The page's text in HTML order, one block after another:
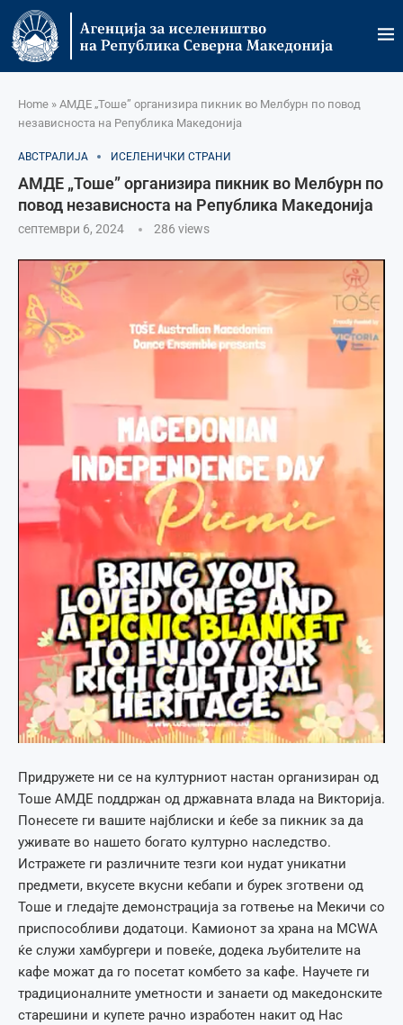
Home » АМДЕ „Тоше” организира пикник во Мелбурн по повод
независноста на Република Македониja
АВСТРАЛИЈА ИСЕЛЕНИЧКИ СТРАНИ
АМДЕ „Тоше” организира пикник во Мелбурн по
повод независноста на Република Македониja
септември 6, 2024 286 views
Придружете ни се на културниот настан организиран од
Тоше АМДЕ поддржан од државната влада на Викторија.
Понесете ги вашите најблиски и ќебе за пикник за да
уживате во нашето богато културно наследство.
Истражете ги различните тезги кои нудат уникатни
предмети, вкусете вкусни кебапи и бурек зготвени од
Тоше и гледајте демонстрација за готвење на Мекичи со
приспособливи додатоци. Камионот за храна на MCWA
ќе служи хамбургери и повеќе, додека љубителите на
кафе можат да го посетат комбето за кафе. Научете ги
традиционалните уметности и занаети од македонските
старешини и купете рачно изработен накит од Нас